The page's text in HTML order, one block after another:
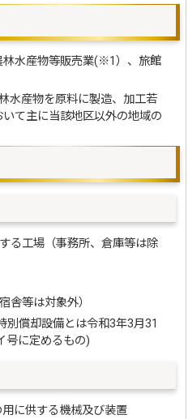
林水産物等販売業(※1）、旅館
水産物を原料に製造、加工若
て主に当該地区以外の地域の
る工場（事務所、倉庫等は除
舎等は対象外）
償却設備とは令和3年3月31
号に定めるもの)
に供する機械及び装置